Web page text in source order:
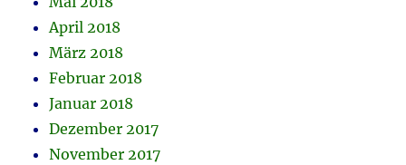
April 2018
März 2018
Februar 2018
Januar 2018
Dezember 2017
November 2017